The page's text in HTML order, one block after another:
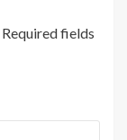
Required fields